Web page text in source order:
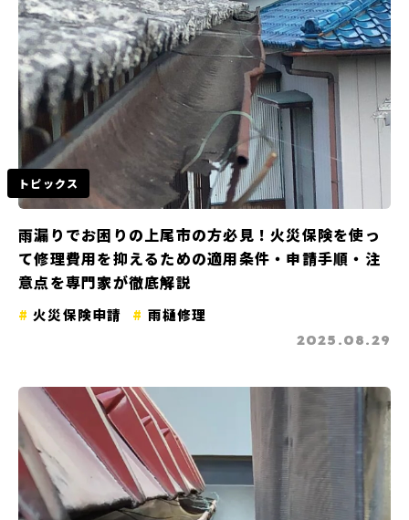
トピックス
雨漏りでお困りの上尾市の方必見！火災保険を使っ
て修理費用を抑えるための適用条件・申請手順・注
意点を専門家が徹底解説
火災保険申請 雨樋修理
2025.08.29